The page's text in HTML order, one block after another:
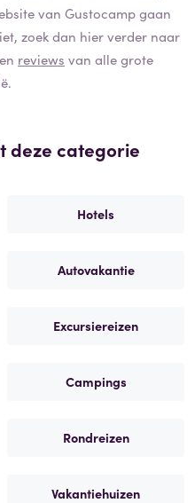
van Gustocampgaan
zoek dan hier verder naar
reviews van alle grote
deze categorie
Hotels
Autovakantie
Excursiereizen
Campings
Rondreizen
Vakantiehuizen